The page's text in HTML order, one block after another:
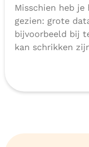
Misschien heb
gezien: grote
bijvoorbeeld bij
kan schrikken
persoonlijke of
Logisch dat je